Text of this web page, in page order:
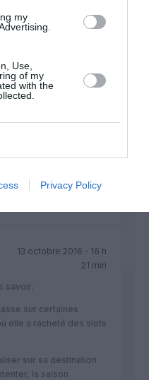
my
Use,
of my
with the
Privacy Policy
des passagers
développer le
13 octobre 2016 - 16 h
21 min
savoir:
sur certaines
elle a racheté des slots
sur sa destination
la saison